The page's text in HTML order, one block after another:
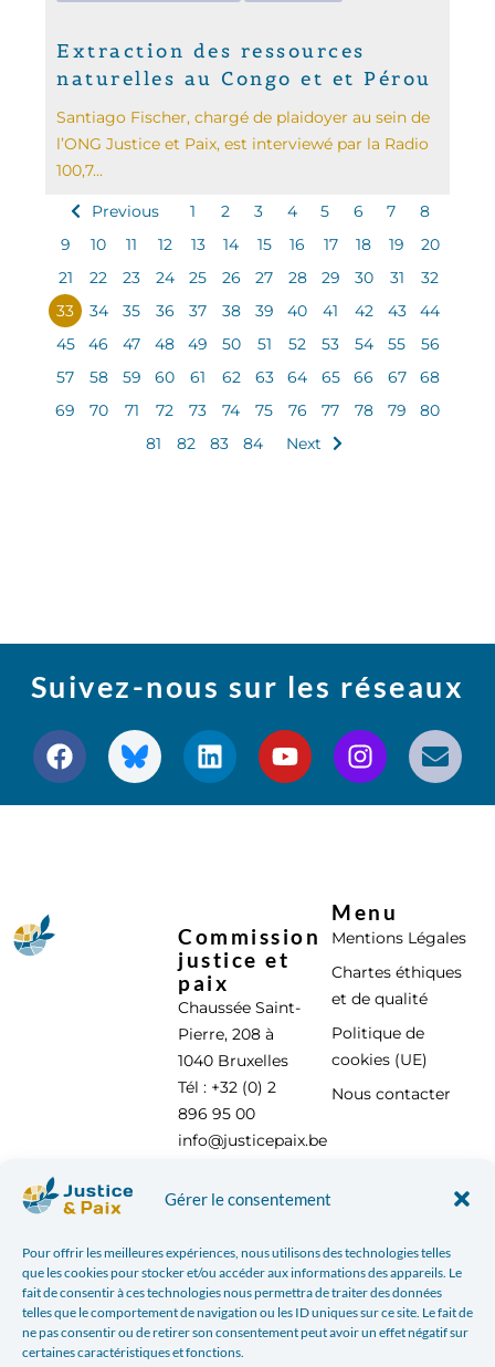
Gérer le consentement
Pour offrir les meilleures expériences, nous utilisons des technologies telles
que les cookies pour stocker et/ou accéder aux informations des appareils. Le
fait de consentir à ces technologies nous permettra de traiter des données
telles que le comportement de navigation ou les ID uniques sur ce site. Le fait de
ne pas consentir ou de retirer son consentement peut avoir un effet négatif sur
certaines caractéristiques et fonctions.
Extraction des ressources
naturelles au Congo et et Pérou
Santiago Fischer, chargé de plaidoyer au sein de
l’ONG Justice et Paix, est interviewé par la Radio
100,7...
Previous 1 2 3 4 5 6 7
8
9
10 11 12 13 14 15 16 17 18 19
20
21
22 23 24 25 26 27 28 29 30 31
32
33
34 35 36 37 38 39 40 41 42 43
44
45
46 47 48 49 50 51 52 53 54 55
56
57
58 59 60 61 62 63 64 65 66 67
68
69
70 71 72 73 74 75 76 77 78 79
80
81
82 83 84 Next
Suivez-nous sur les réseaux
Commission
justice et
paix
Chaussée Saint-
Pierre, 208 à
1040 Bruxelles
Tél : +32 (0) 2
896 95 00
info@justicepaix.be
Menu
Mentions Légales
Chartes éthiques
et de qualité
Politique de
cookies (UE)
Nous contacter